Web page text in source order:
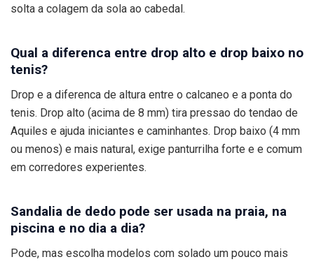
solta a colagem da sola ao cabedal.
Qual a diferenca entre drop alto e drop baixo no
tenis?
Drop e a diferenca de altura entre o calcaneo e a ponta do
tenis. Drop alto (acima de 8 mm) tira pressao do tendao de
Aquiles e ajuda iniciantes e caminhantes. Drop baixo (4 mm
ou menos) e mais natural, exige panturrilha forte e e comum
em corredores experientes.
Sandalia de dedo pode ser usada na praia, na
piscina e no dia a dia?
Pode, mas escolha modelos com solado um pouco mais